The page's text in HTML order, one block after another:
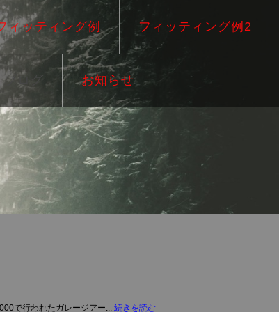
ィッティング例 フィッティング例2
ブログ お知らせ
で行われたガレージアー...続きを読む